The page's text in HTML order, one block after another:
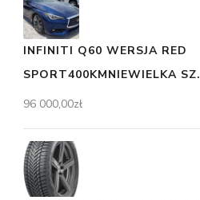
INFINITI Q60 WERSJA RED
SPORT400KMNIEWIELKA
96 000,00zł